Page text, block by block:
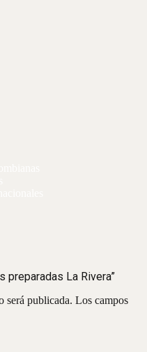
preparadas La Rivera”
será publicada. Los campos